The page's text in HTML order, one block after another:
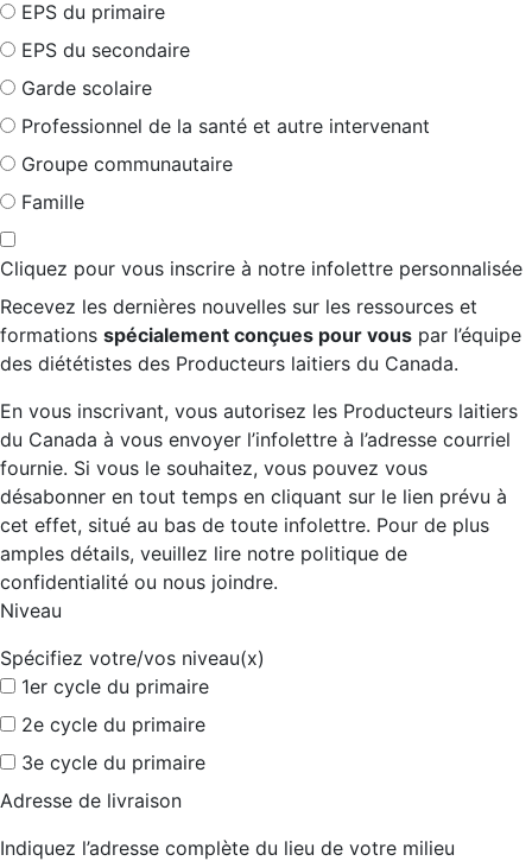
EPS du primaire
EPS du secondaire
Garde scolaire
Professionnel de la santé et autre intervenant
Groupe communautaire
Famille
Cliquez pour vous inscrire à notre infolettre personnalisée
Recevez les dernières nouvelles sur les ressources et
formations spécialement conçues pour vous par l’équipe
des diététistes des Producteurs laitiers du Canada.
En vous inscrivant, vous autorisez les Producteurs laitiers
du Canada à vous envoyer l’infolettre à l’adresse courriel
fournie. Si vous le souhaitez, vous pouvez vous
désabonner en tout temps en cliquant sur le lien prévu à
cet effet, situé au bas de toute infolettre. Pour de plus
amples détails, veuillez lire notre politique de
confidentialité ou nous joindre.
Niveau
Spécifiez votre/vos niveau(x)
1er cycle du primaire
2e cycle du primaire
3e cycle du primaire
Adresse de livraison
Indiquez l’adresse complète du lieu de votre milieu